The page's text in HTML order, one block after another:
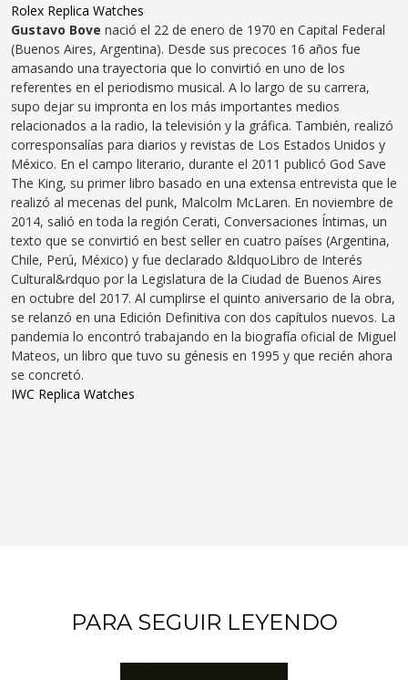
Rolex Replica Watches
Gustavo Bove nació el 22 de enero de 1970 en Capital Federal
(Buenos Aires, Argentina). Desde sus precoces 16 años fue
amasando una trayectoria que lo convirtió en uno de los
referentes en el periodismo musical. A lo largo de su carrera,
supo dejar su impronta en los más importantes medios
relacionados a la radio, la televisión y la gráfica. También, realizó
corresponsalías para diarios y revistas de Los Estados Unidos y
México. En el campo literario, durante el 2011 publicó God Save
The King, su primer libro basado en una extensa entrevista que le
realizó al mecenas del punk, Malcolm McLaren. En noviembre de
2014, salió en toda la región Cerati, Conversaciones Íntimas, un
texto que se convirtió en best seller en cuatro países (Argentina,
Chile, Perú, México) y fue declarado &ldquoLibro de Interés
Cultural&rdquo por la Legislatura de la Ciudad de Buenos Aires
en octubre del 2017. Al cumplirse el quinto aniversario de la obra,
se relanzó en una Edición Definitiva con dos capítulos nuevos. La
pandemia lo encontró trabajando en la biografía oficial de Miguel
Mateos, un libro que tuvo su génesis en 1995 y que recién ahora
se concretó.
IWC Replica Watches
PARA SEGUIR LEYENDO